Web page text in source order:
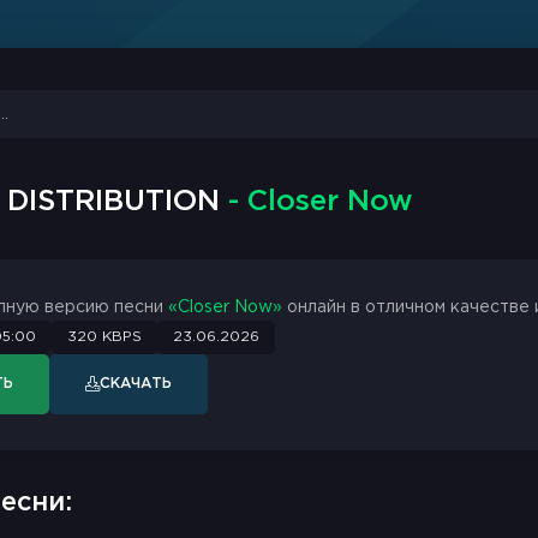
- Closer Now
версию песни «Closer Now» онлайн в отличном качестве
320 KBPS 23.06.2026
СКАЧАТЬ